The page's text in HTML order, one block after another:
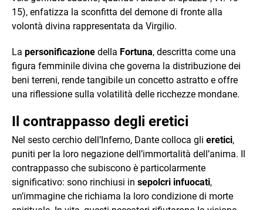
15), enfatizza la sconfitta del demone di fronte alla
volontà divina rappresentata da Virgilio.​
La personificazione della Fortuna, descritta come una
figura femminile divina che governa la distribuzione dei
beni terreni, rende tangibile un concetto astratto e offre
una riflessione sulla volatilità delle ricchezze mondane.​
Il contrappasso degli eretici
Nel sesto cerchio dell’Inferno, Dante colloca gli eretici,
puniti per la loro negazione dell’immortalità dell’anima. Il
contrappasso che subiscono è particolarmente
significativo: sono rinchiusi in sepolcri infuocati,
un’immagine che richiama la loro condizione di morte